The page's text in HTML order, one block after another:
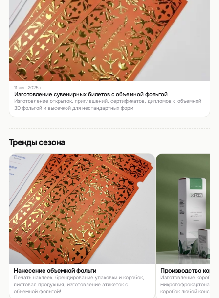
11 авг. 2025 г.
Изготовление сувенирных билетов с объемной фольгой
Изготовление открыток, приглашений, сертификатов, дипломов с объемной
3D фольгой и высечкой для нестандартных форм
Тренды сезона
Нанесение объемной фольги
Печать наклеек, брендирование упаковки и коробок,
листовая продукция, изготовление этикеток с
объемной фольгой!
Производство
Изготовление коробок
микрогофрокартона,
коробок любой